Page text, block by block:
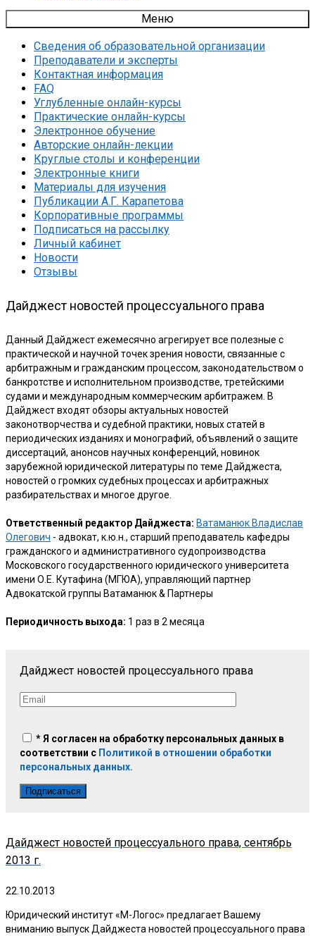
Меню
Сведения об образовательной организации
Преподаватели и эксперты
Контактная информация
FAQ
Углубленные онлайн-курсы
Практические онлайн-курсы
Электронное обучение
Авторские онлайн-лекции
Круглые столы и конференции
Электронные книги
Материалы для изучения
Публикации А.Г. Карапетова
Корпоративные программы
Подписаться на рассылку
Личный кабинет
Новости
Отзывы
Дайджест новостей процессуального права
Данный Дайджест ежемесячно агрегирует все полезные с
практической и научной точек зрения новости, связанные с
арбитражным и гражданским процессом, законодательством о
банкротстве и исполнительном производстве, третейскими
судами и международным коммерческим арбитражем. В
Дайджест входят обзоры актуальных новостей
законотворчества и судебной практики, новых статей в
периодических изданиях и монографий, объявлений о защите
диссертаций, анонсов научных конференций, новинок
зарубежной юридической литературы по теме Дайджеста,
новостей о громких судебных процессах и арбитражных
разбирательствах и многое другое.
Ответственный редактор Дайджеста: Ватаманюк Владислав
Олегович - адвокат, к.ю.н., старший преподаватель кафедры
гражданского и административного судопроизводства
Московского государственного юридического университета
имени О.Е. Кутафина (МГЮА), управляющий партнер
Адвокатской группы Ватаманюк & Партнеры
Периодичность выхода: 1 раз в 2 месяца
Дайджест новостей процессуального права
* Я согласен на обработку персональных данных в
соответствии с Политикой в отношении обработки
персональных данных.
Дайджест новостей процессуального права, сентябрь
2013 г.
22.10.2013
Юридический институт «М-Логос» предлагает Вашему
вниманию выпуск Дайджеста новостей процессуального права